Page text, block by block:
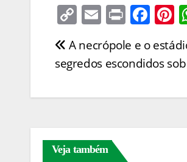
C
p
y
Li
E
m
ai
l
Pr
t
F
c
e
b
nt
e
Navegação
de
Post
A necrópole e o
segredos escondidos
Veja também